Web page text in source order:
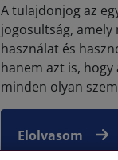
A tulajdonjog az
jogosultság, amely
használat és
hanem azt is,
minden olyan
Elolvasom